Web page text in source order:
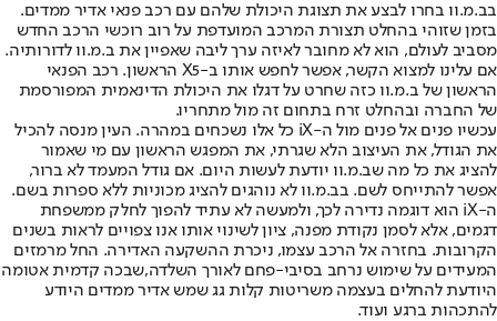
בב.מ.וו בחרו לבצע את תצוגת היכולת שלהם עם רכב פנאי אדיר ממדים.
בזמן שזוהי בהחלט תצורת המרכב המועדפת על רוב רוכשי הרכב החדש
מסביב לעולם, הוא לא מחובר לאיזה ערך ליבה שאפיין את ב.מ.וו לדורותיה.
אם עלינו למצוא הקשר, אפשר לחפש אותו ב-X5 הראשון. רכב הפנאי
הראשון של ב.מ.וו כזה שחרט על דגלו את היכולת הדינאמית המפורסמת
של החברה ובהחלט זרח בתחום זה מול מתחריו.
עכשיו פנים אל פנים מול ה-iX כל אלו נשכחים במהרה. העין מנסה להכיל
את הגודל, את העיצוב הלא שגרתי, את המפגש הראשון עם מי שאמור
להציג את כל מה שב.מ.וו יודעת לעשות היום. אם גודל המעמד לא ברור,
אפשר להתייחס לשם. בב.מ.וו לא נוהגים להציג מכוניות ללא ספרות בשם.
ה-iX הוא דוגמה נדירה לכך, ולמעשה לא עתיד להפוך לחלק ממשפחת
דגמים, אלא לסמן נקודת מפנה, ציון לשינוי אותו אנו צפויים לראות בשנים
הקרובות. בחזרה אל הרכב עצמו, ניכרת ההשקעה האדירה. החל מרמזים
המעידים על שימוש נרחב בסיבי-פחם לאורך השלדה,שבכה קדמית אטומה
היודעת להחלים בעצמה משריטות קלות גג שמש אדיר ממדים היודע
להתכהות ברגע ועוד.